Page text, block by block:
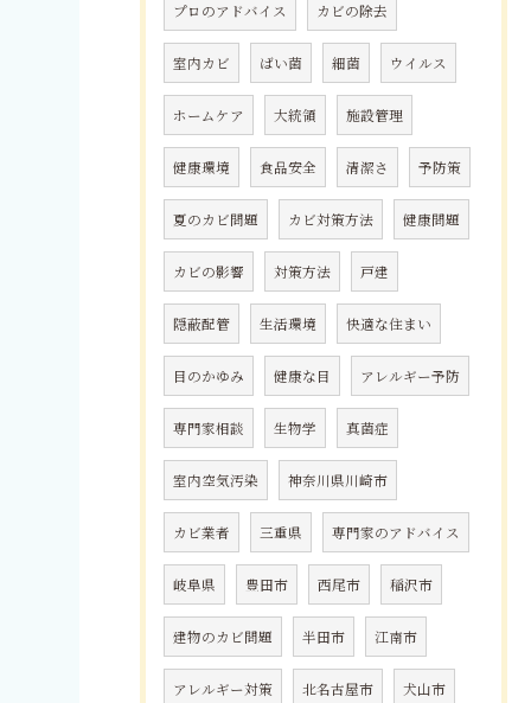
プロのアドバイス カビの除去
室内カビ ばい菌 細菌 ウイルス
ホームケア 大統領 施設管理
健康環境 食品安全 清潔さ 予防策
夏のカビ問題 カビ対策方法 健康問題
カビの影響 対策方法 戸建
隠蔽配管 生活環境 快適な住まい
目のかゆみ 健康な目 アレルギー予防
専門家相談 生物学 真菌症
室内空気汚染 神奈川県川崎市
カビ業者 三重県 専門家のアドバイス
岐阜県 豊田市 西尾市 稲沢市
建物のカビ問題 半田市 江南市
アレルギー対策 北名古屋市 犬山市